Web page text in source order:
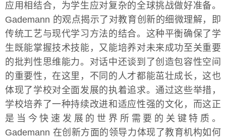
应用相结合，为学生应对复杂的全球挑战做好准备。
Gademann 的观点揭示了对教育创新的细微理解，即
传统工艺与现代学习方法的结合。这种平衡确保了学
生既能掌握技术技能，又能培养对未来成功至关重要
的批判性思维能力。对话中还谈到了创造包容性空间
的重要性，在这里，不同的人才都能茁壮成长，这也
体现了学校对全面发展的执着追求。通过这些举措，
学校培养了一种持续改进和适应性强的文化，而这正
是当今快速发展的世界所需要的关键特质。
Gademann 在创新方面的领导力体现了教育机构如何